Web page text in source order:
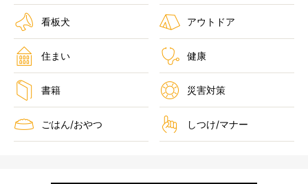
看板犬 アウトドア
住まい 健康
書籍 災害対策
ごはん/おやつ しつけ/マナー